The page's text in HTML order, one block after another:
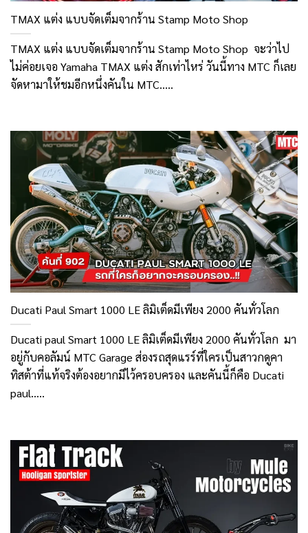
TMAX แต่ง แบบจัดเต็มจากร้าน Stamp Moto Shop
TMAX แต่ง แบบจัดเต็มจากร้าน Stamp Moto Shop จะว่าไป
ไม่ค่อยเจอ Yamaha TMAX แต่ง สักเท่าไหร่ วันนี้ทาง MTC ก็เลย
จัดหามาให้ชมอีกหนึ่งคันใน MTC.....
Ducati Paul Smart 1000 LE ลิมิเต็ดมีเพียง 2000 คันทั่วโลก
Ducati paul Smart 1000 LE ลิมิเต็ดมีเพียง 2000 คันทั่วโลก มา
อยู่กับคอลัมน์ MTC Garage ส่องรถสุดแรร์ที่ใครเป็นสาวกดูคา
ทิสต้าที่แท้จริงต้องอยากมีไว้ครอบครอง และคันนี้ก็คือ Ducati
paul.....